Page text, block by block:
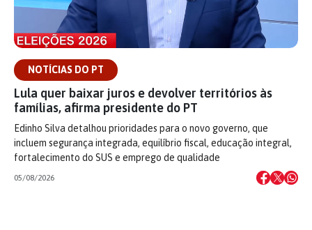
NOTÍCIAS DO PT
Lula quer baixar juros e devolver territórios às
famílias, afirma presidente do PT
Edinho Silva detalhou prioridades para o novo governo, que
incluem segurança integrada, equilíbrio fiscal, educação integral,
fortalecimento do SUS e emprego de qualidade
05/08/2026